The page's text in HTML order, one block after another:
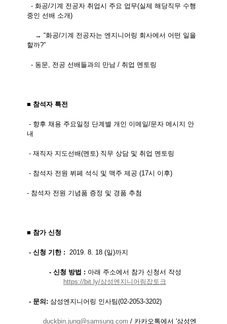
- 화공/기계 전공자 취업시 주요 업무(실제 해당직무 수행
중인 선배 소개)
→ “화공/기계 전공자는 엔지니어링 회사에서 어떤 일을
할까?”
- 동문, 전공 선배들과의 만남 / 취업 멘토링
■ 참석자 특전
- 향후 채용 주요일정 단계별 개인 이메일/문자 메시지 안
내
- 재직자 지도선배(멘토) 직무 상담 및 취업 멘토링
- 참석자 전원 뷔페 석식 및 맥주 제공 (17시 이후)
- 참석자 전원 기념품 증정 및 경품 추첨
■ 참가 신청
- 신청 기한: 2019. 8. 18 (일)까지
- 신청 방법 : 아래 주소에서 참가 신청서 작성
https://bit.ly/삼성엔지니어링잡토크
- 문의 : 삼성엔지니어링 인사팀(02-2053-3202)
duckbin.jung@samsung.com / 카카오톡에서 '삼성엔